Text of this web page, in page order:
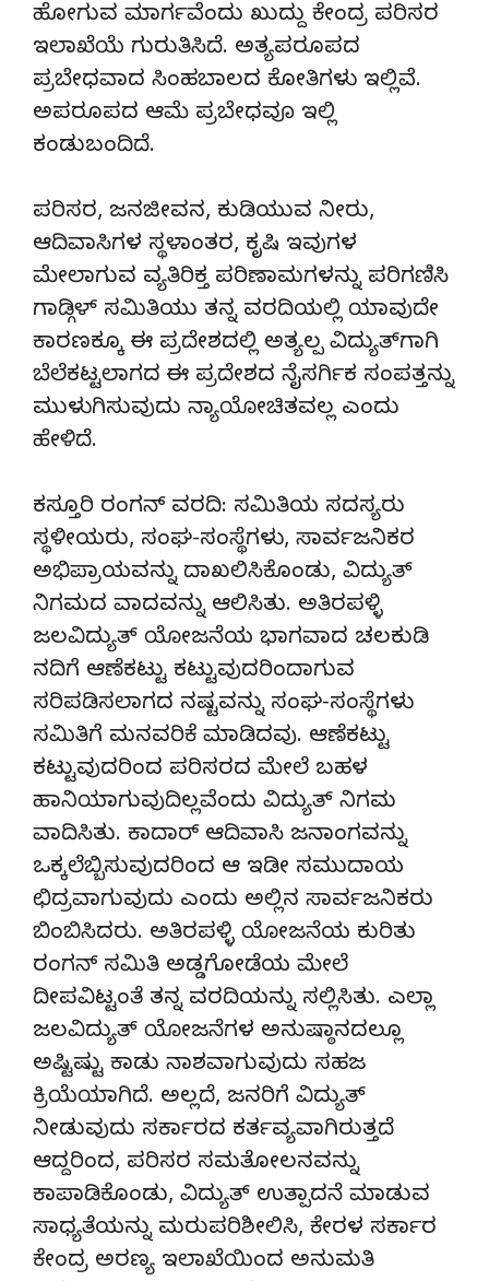
ಹೋಗುವ ಮಾರ್ಗವೆಂದು ಖುದ್ದು ಕೇಂದ್ರ ಪರಿಸರ
ಇಲಾಖೆಯೆ ಗುರುತಿಸಿದೆ. ಅತ್ಯಪರೂಪದ
ಪ್ರಬೇಧವಾದ ಸಿಂಹಬಾಲದ ಕೋತಿಗಳು ಇಲ್ಲಿವೆ.
ಅಪರೂಪದ ಆಮೆ ಪ್ರಬೇಧವೂ ಇಲ್ಲಿ
ಕಂಡುಬಂದಿದೆ.
ಪರಿಸರ, ಜನಜೀವನ, ಕುಡಿಯುವ ನೀರು,
ಆದಿವಾಸಿಗಳ ಸ್ಥಳಾಂತರ, ಕೃಷಿ ಇವುಗಳ
ಮೇಲಾಗುವ ವ್ಯತಿರಿಕ್ತ ಪರಿಣಾಮಗಳನ್ನು ಪರಿಗಣಿಸಿ
ಗಾಡ್ಗಿಳ್ ಸಮಿತಿಯು ತನ್ನ ವರದಿಯಲ್ಲಿ ಯಾವುದೇ
ಕಾರಣಕ್ಕೂ ಈ ಪ್ರದೇಶದಲ್ಲಿ ಅತ್ಯಲ್ಪ ವಿದ್ಯುತ್‌ಗಾಗಿ
ಬೆಲೆಕಟ್ಟಲಾಗದ ಈ ಪ್ರದೇಶದ ನೈಸರ್ಗಿಕ ಸಂಪತ್ತನ್ನು
ಮುಳುಗಿಸುವುದು ನ್ಯಾಯೋಚಿತವಲ್ಲ ಎಂದು
ಹೇಳಿದೆ.
ಕಸ್ತೂರಿ ರಂಗನ್ ವರದಿ: ಸಮಿತಿಯ ಸದಸ್ಯರು
ಸ್ಥಳೀಯರು, ಸಂಘ-ಸಂಸ್ಥೆಗಳು, ಸಾರ್ವಜನಿಕರ
ಅಭಿಪ್ರಾಯವನ್ನು ದಾಖಲಿಸಿಕೊಂಡು, ವಿದ್ಯುತ್
ನಿಗಮದ ವಾದವನ್ನು ಆಲಿಸಿತು. ಅತಿರಪಳ್ಳಿ
ಜಲವಿದ್ಯುತ್ ಯೋಜನೆಯ ಭಾಗವಾದ ಚಲಕುಡಿ
ನದಿಗೆ ಆಣೆಕಟ್ಟು ಕಟ್ಟುವುದರಿಂದಾಗುವ
ಸರಿಪಡಿಸಲಾಗದ ನಷ್ಟವನ್ನು ಸಂಘ-ಸಂಸ್ಥೆಗಳು
ಸಮಿತಿಗೆ ಮನವರಿಕೆ ಮಾಡಿದವು. ಆಣೆಕಟ್ಟು
ಕಟ್ಟುವುದರಿಂದ ಪರಿಸರದ ಮೇಲೆ ಬಹಳ
ಹಾನಿಯಾಗುವುದಿಲ್ಲವೆಂದು ವಿದ್ಯುತ್ ನಿಗಮ
ವಾದಿಸಿತು. ಕಾದಾರ್ ಆದಿವಾಸಿ ಜನಾಂಗವನ್ನು
ಒಕ್ಕಲೆಬ್ಬಿಸುವುದರಿಂದ ಆ ಇಡೀ ಸಮುದಾಯ
ಛಿದ್ರವಾಗುವುದು ಎಂದು ಅಲ್ಲಿನ ಸಾರ್ವಜನಿಕರು
ಬಿಂಬಿಸಿದರು. ಅತಿರಪಳ್ಳಿ ಯೋಜನೆಯ ಕುರಿತು
ರಂಗನ್ ಸಮಿತಿ ಅಡ್ಡಗೋಡೆಯ ಮೇಲೆ
ದೀಪವಿಟ್ಟಂತೆ ತನ್ನ ವರದಿಯನ್ನು ಸಲ್ಲಿಸಿತು. ಎಲ್ಲಾ
ಜಲವಿದ್ಯುತ್ ಯೋಜನೆಗಳ ಅನುಷ್ಠಾನದಲ್ಲೂ
ಅಷ್ಟಿಷ್ಟು ಕಾಡು ನಾಶವಾಗುವುದು ಸಹಜ
ಕ್ರಿಯೆಯಾಗಿದೆ. ಅಲ್ಲದೆ, ಜನರಿಗೆ ವಿದ್ಯುತ್
ನೀಡುವುದು ಸರ್ಕಾರದ ಕರ್ತವ್ಯವಾಗಿರುತ್ತದೆ
ಆದ್ದರಿಂದ, ಪರಿಸರ ಸಮತೋಲನವನ್ನು
ಕಾಪಾಡಿಕೊಂಡು, ವಿದ್ಯುತ್ ಉತ್ಪಾದನೆ ಮಾಡುವ
ಸಾಧ್ಯತೆಯನ್ನು ಮರುಪರಿಶೀಲಿಸಿ, ಕೇರಳ ಸರ್ಕಾರ
ಕೇಂದ್ರ ಅರಣ್ಯ ಇಲಾಖೆಯಿಂದ ಅನುಮತಿ